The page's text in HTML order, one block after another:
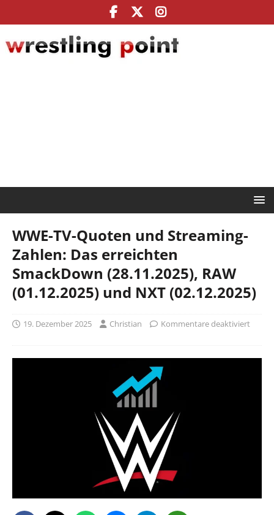
WWE-TV-Quoten und Streaming-
Zahlen: Das erreichten
SmackDown (28.11.2025), RAW
(01.12.2025) und NXT (02.12.2025)
19. Dezember 2025 Christian Kommentare deaktiviert